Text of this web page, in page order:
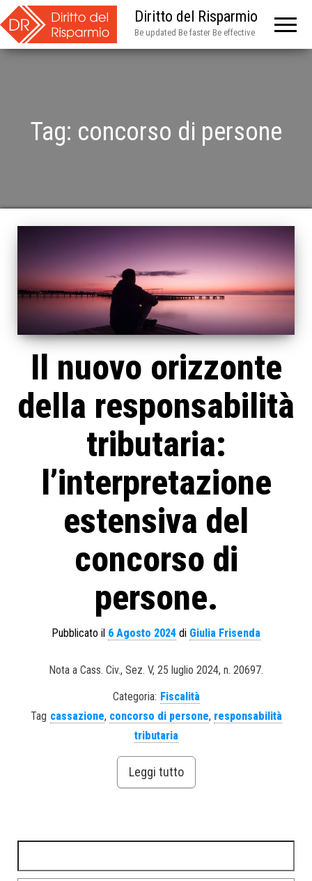
Diritto del Risparmio
Be updated Be faster Be effective
Tag: concorso di persone
Il nuovo orizzonte
della responsabilità
tributaria:
l’interpretazione
estensiva del
concorso di
persone.
Pubblicato il 6 Agosto 2024 di Giulia Frisenda
Nota a Cass. Civ., Sez. V, 25 luglio 2024, n. 20697.
Categoria: Fiscalità
Tag cassazione, concorso di persone, responsabilità
tributaria
Leggi tutto